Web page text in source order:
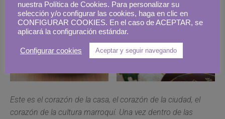
Este es el corazón de la casa, el corazón de la ciudad, el
corazón de la cultura marroquí. Una vez dentro de las
nuestra Política de Cookies. Para personalizar su
selección y/o configurar las cookies, haga en clic en
CONFIGURAR COOKIES. En el caso de ACEPTAR, se
aplicará la configuración estándar.
Configurar cookies Aceptar y seguir navegando